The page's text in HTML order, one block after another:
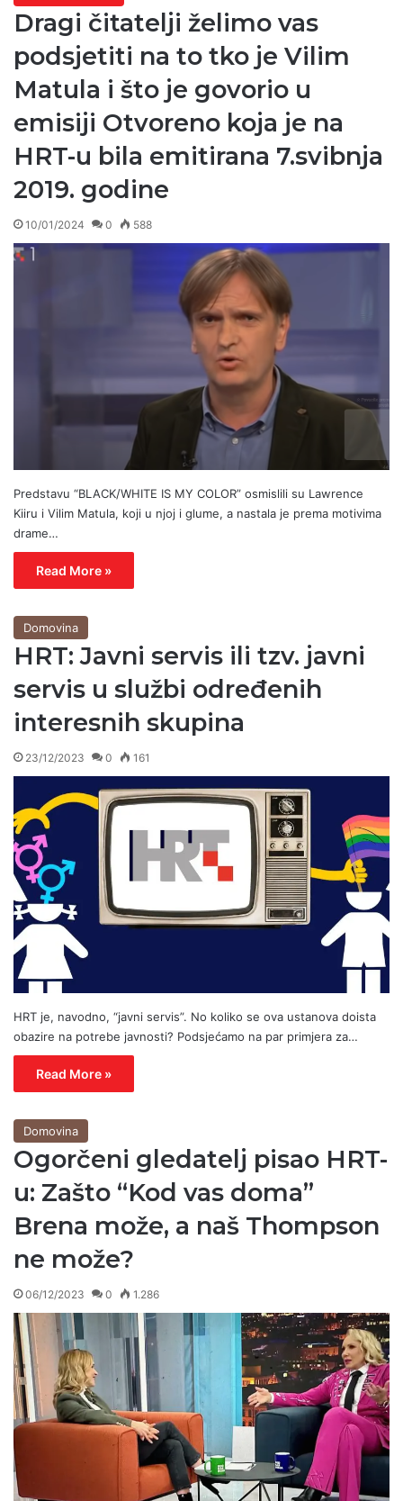
Dragi čitatelji želimo vas
podsjetiti na to tko je Vilim
Matula i što je govorio u
emisiji Otvoreno koja je na
HRT-u bila emitirana 7.svibnja
2019. godine
10/01/2024 0 588
Predstavu “BLACK/WHITE IS MY COLOR” osmislili su Lawrence
Kiiru i Vilim Matula, koji u njoj i glume, a nastala je prema motivima
drame…
Read More »
Domovina
HRT: Javni servis ili tzv. javni
servis u službi određenih
interesnih skupina
23/12/2023 0 161
HRT je, navodno, “javni servis”. No koliko se ova ustanova doista
obazire na potrebe javnosti? Podsjećamo na par primjera za…
Read More »
Domovina
Ogorčeni gledatelj pisao HRT-
u: Zašto “Kod vas doma”
Brena može, a naš Thompson
ne može?
06/12/2023 0 1.286